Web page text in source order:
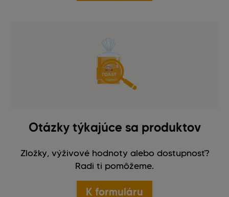
Otázky týkajúce sa produktov
Zložky, výživové hodnoty alebo dostupnosť?
Radi ti pomôžeme.
K formuláru